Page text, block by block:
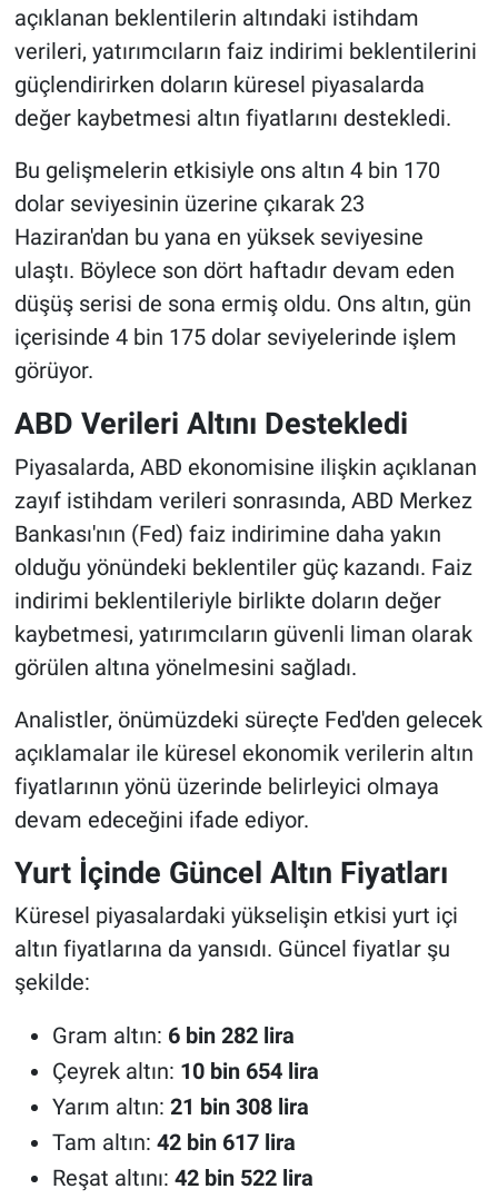
açıklanan beklentilerin altındaki istihdam
verileri, yatırımcıların faiz indirimi beklentilerini
güçlendirirken doların küresel piyasalarda
değer kaybetmesi altın fiyatlarını destekledi.
Bu gelişmelerin etkisiyle ons altın 4 bin 170
dolar seviyesinin üzerine çıkarak 23
Haziran'dan bu yana en yüksek seviyesine
ulaştı. Böylece son dört haftadır devam eden
düşüş serisi de sona ermiş oldu. Ons altın, gün
içerisinde 4 bin 175 dolar seviyelerinde işlem
görüyor.
ABD Verileri Altını Destekledi
Piyasalarda, ABD ekonomisine ilişkin açıklanan
zayıf istihdam verileri sonrasında, ABD Merkez
Bankası'nın (Fed) faiz indirimine daha yakın
olduğu yönündeki beklentiler güç kazandı. Faiz
indirimi beklentileriyle birlikte doların değer
kaybetmesi, yatırımcıların güvenli liman olarak
görülen altına yönelmesini sağladı.
Analistler, önümüzdeki süreçte Fed'den gelecek
açıklamalar ile küresel ekonomik verilerin altın
fiyatlarının yönü üzerinde belirleyici olmaya
devam edeceğini ifade ediyor.
Yurt İçinde Güncel Altın Fiyatları
Küresel piyasalardaki yükselişin etkisi yurt içi
altın fiyatlarına da yansıdı. Güncel fiyatlar şu
şekilde:
Gram altın: 6 bin 282 lira
Çeyrek altın: 10 bin 654 lira
Yarım altın: 21 bin 308 lira
Tam altın: 42 bin 617 lira
Reşat altını: 42 bin 522 lira